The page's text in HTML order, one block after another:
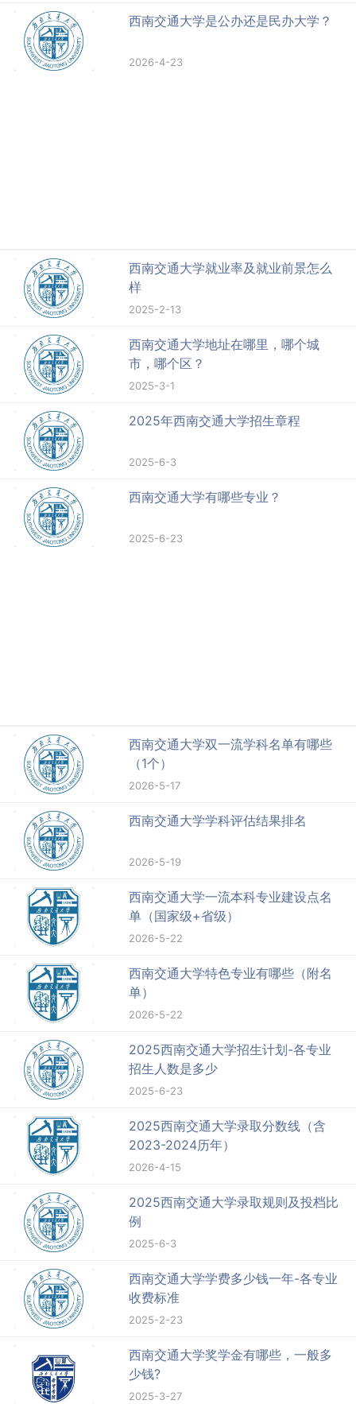
西南交通大学是公办还是民办大学？
2026-4-23
西南交通大学就业率及就业前景怎么
样
2025-2-13
西南交通大学地址在哪里，哪个城
市，哪个区？
2025-3-1
2025年西南交通大学招生章程
2025-6-3
西南交通大学有哪些专业？
2025-6-23
西南交通大学双一流学科名单有哪些
（1个）
2026-5-17
西南交通大学学科评估结果排名
2026-5-19
西南交通大学一流本科专业建设点名
单（国家级+省级）
2026-5-22
西南交通大学特色专业有哪些（附名
单）
2026-5-22
2025西南交通大学招生计划-各专业
招生人数是多少
2025-6-23
2025西南交通大学录取分数线（含
2023-2024历年）
2026-4-15
2025西南交通大学录取规则及投档比
例
2025-6-3
西南交通大学学费多少钱一年-各专业
收费标准
2025-2-23
西南交通大学奖学金有哪些，一般多
少钱?
2025-3-27